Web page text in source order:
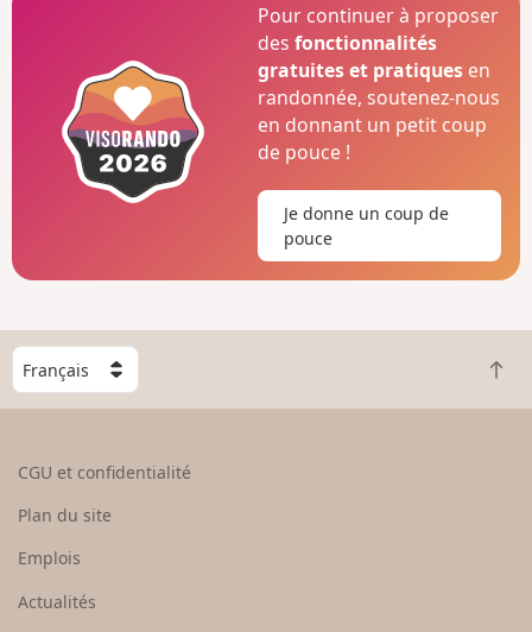
Pour continuer à proposer
desfonctionnalités
gratuites et pratiques en
randonnée, soutenez-nous
en donnant un petit coup
de pouce !
Je donne un coup de
pouce
C
h
o
e
u
R
e
CGU et confidentialité
Plan du site
Emplois
Actualités